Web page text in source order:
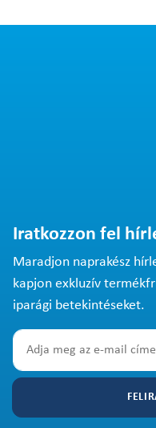
Iratkozzon fel
Maradjon naprakész
kapjon exkluzív
iparági betekintéseket.